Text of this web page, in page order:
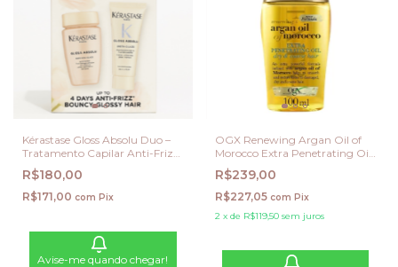
Kérastase Gloss Absolu Duo –
Tratamento Capilar Anti-Frizz
e Brilho Intenso (2x30ml)
R$180,00
R$171,00 com Pix
Avise-me quando chegar!
OGX Renewing Argan Oil of
Morocco Extra Penetrating Oil
100ml
R$239,00
R$227,05 com Pix
2 x de R$119,50 sem juros